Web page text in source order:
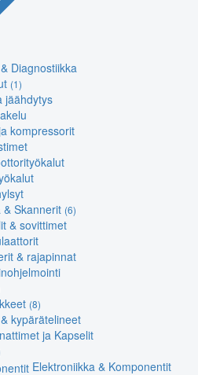
Diagnostiikka
(1)
jäähdytys
kompressorit
& Skannerit (6)
& sovittimet
& rajapinnat
(8)
kypärätelineet
ja Kapselit
Elektroniikka & Komponentit